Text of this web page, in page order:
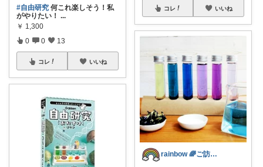
#自由研究 何これ楽しそう！私
がやりたい！ ...
￥ 1,300
0 0 13
コレ いいね
コレ いいね
rainbow 🌈ご訪問ありがとう🌹